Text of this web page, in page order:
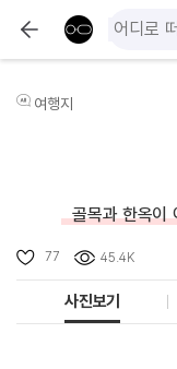
여행지
골목과 한옥이
77 45.4K
사진보기